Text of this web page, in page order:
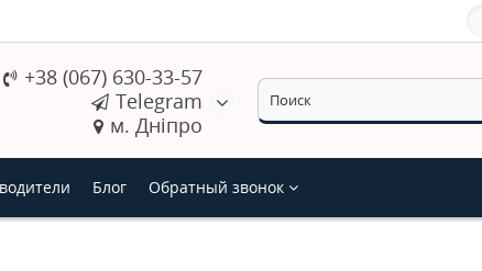
+38 (067) 630-33-57
Telegram
м. Дніпро
Блог Обратный звонок